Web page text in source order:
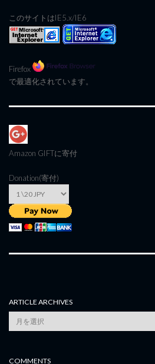
このサイトはIE5.x/IE6
Firefox
で最適化されています。
Amazon GIFTに寄付
Donation(寄付)
ARTICLE ARCHIVES
Article
Archives
COMMENTS